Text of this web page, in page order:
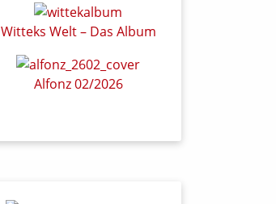
Witteks Welt – Das Album
Alfonz 02/2026